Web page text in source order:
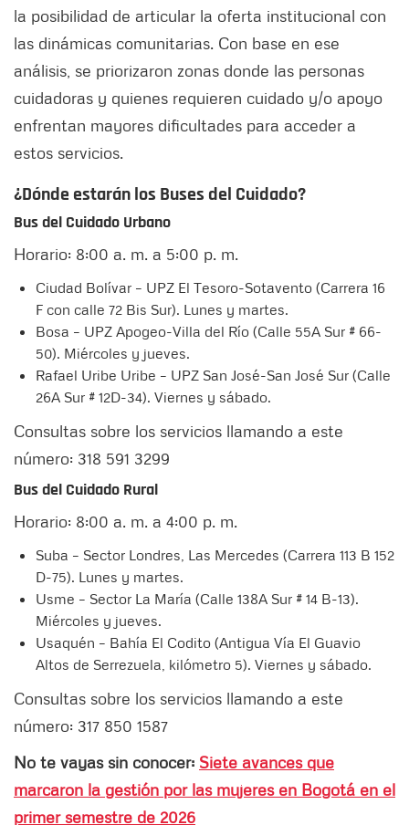
la posibilidad de articular la oferta institucional con
las dinámicas comunitarias. Con base en ese
análisis, se priorizaron zonas donde las personas
cuidadoras y quienes requieren cuidado y/o apoyo
enfrentan mayores dificultades para acceder a
estos servicios.
¿Dónde estarán los Buses del Cuidado?
Bus del Cuidado Urbano
Horario: 8:00 a. m. a 5:00 p. m.
Ciudad Bolívar – UPZ El Tesoro-Sotavento (Carrera 16
F con calle 72 Bis Sur). Lunes y martes.
Bosa – UPZ Apogeo-Villa del Río (Calle 55A Sur # 66-
50). Miércoles y jueves.
Rafael Uribe Uribe – UPZ San José-San José Sur (Calle
26A Sur # 12D-34). Viernes y sábado.
Consultas sobre los servicios llamando a este
número: 318 591 3299
Bus del Cuidado Rural
Horario: 8:00 a. m. a 4:00 p. m.
Suba – Sector Londres, Las Mercedes (Carrera 113 B 152
D-75). Lunes y martes.
Usme – Sector La María (Calle 138A Sur # 14 B-13).
Miércoles y jueves.
Usaquén – Bahía El Codito (Antigua Vía El Guavio
Altos de Serrezuela, kilómetro 5). Viernes y sábado.
Consultas sobre los servicios llamando a este
número: 317 850 1587
No te vayas sin conocer: Siete avances que
marcaron la gestión por las mujeres en Bogotá en el
primer semestre de 2026